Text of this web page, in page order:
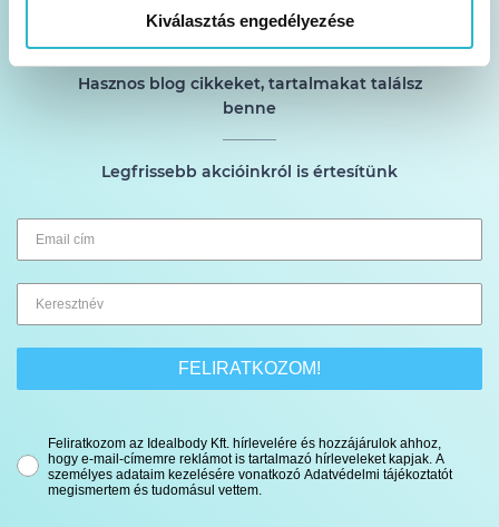
Kiválasztás engedélyezése
Heti 1 alkalommal küldjük a hírlevelet
Hasznos blog cikkeket, tartalmakat találsz
benne
Legfrissebb akcióinkról is értesítünk
FELIRATKOZOM!
Feliratkozom az Idealbody Kft. hírlevelére és hozzájárulok ahhoz,
hogy e-mail-címemre reklámot is tartalmazó hírleveleket kapjak. A
személyes adataim kezelésére vonatkozó Adatvédelmi tájékoztatót
megismertem és tudomásul vettem.